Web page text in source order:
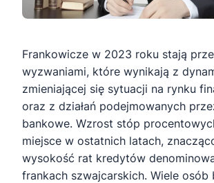
Frankowicze w 2023 roku stają
wyzwaniami, które wynikają z
zmieniającej się sytuacji na rynku
oraz z działań podejmowanych
bankowe. Wzrost stóp
miejsce w ostatnich latach,
wysokość rat kredytów
frankach szwajcarskich. Wiele osób